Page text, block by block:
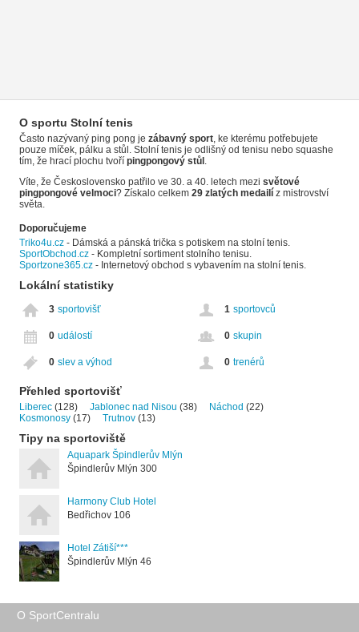
O sportu Stolní tenis
Často nazývaný ping pong je zábavný sport , ke kterému potřebujete
pouze míček, pálku a stůl. Stolní tenis je odlišný od tenisu nebo squashe
tím, že hrací plochu tvoří pingpongový stůl
Víte, že Československo patřilo ve 30. a 40. letech mezi světové
pingpongové velmoci? Získalo celkem 29 zlatých medailí z mistrovství
světa.
Doporučujeme
Triko4u.cz - Dámská a pánská trička s potiskem na stolní tenis.
SportObchod.cz - Kompletní sortiment stolního tenisu.
Sportzone365.cz - Internetový obchod s vybavením na stolní tenis.
Lokální statistiky
3 sportovišť 1 sportovců
0 událostí 0 skupin
0 slev a výhod 0 trenérů
Přehled sportovišť
Liberec (128) Jablonec nad Nisou (38) Náchod (22)
Kosmonosy (17) Trutnov (13)
Tipy na sportoviště
Aquapark Špindlerův Mlýn
Špindlerův Mlýn 300
Harmony Club Hotel
Bedřichov 106
Hotel Zátiší***
Špindlerův Mlýn 46
O SportCentralu